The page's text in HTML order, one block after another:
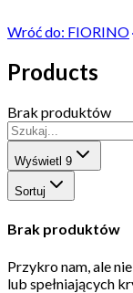
Wróć do: FIORINO
Products
Brak produktów
Wyświetl 9
Sortuj
Brak produktów
Przykro nam, ale
lub spełniających